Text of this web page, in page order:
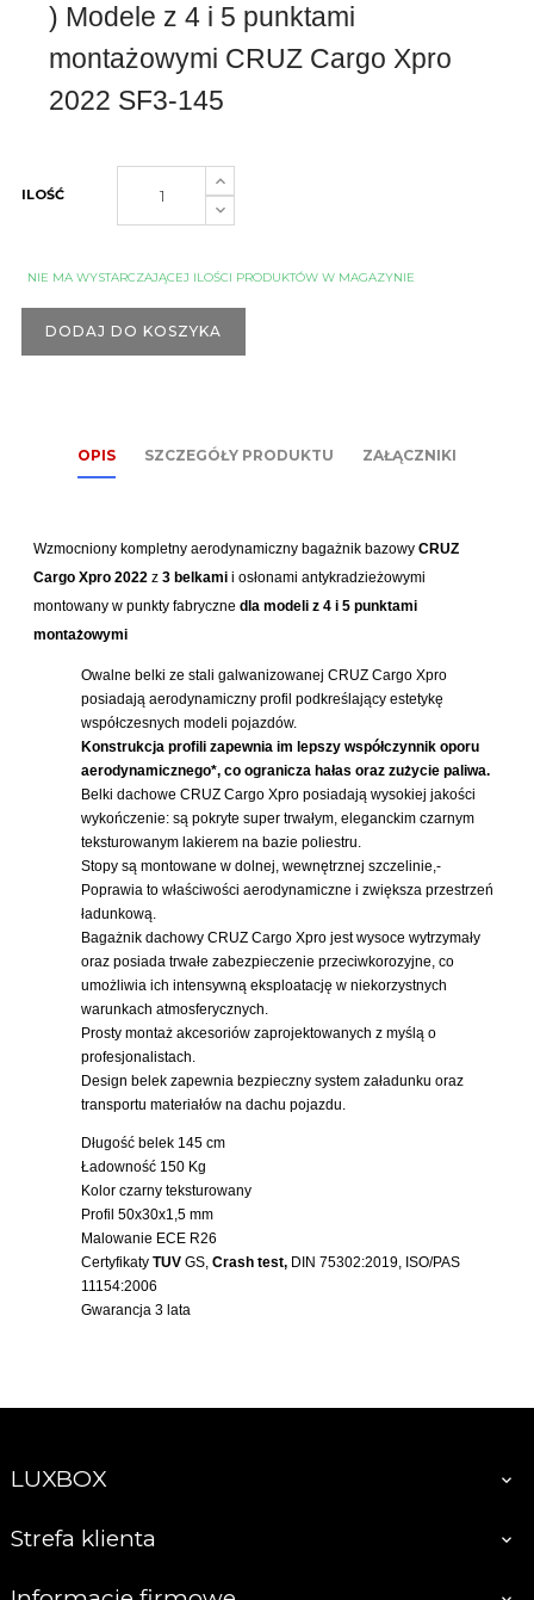
) Modele z 4 i 5 punktami
montażowymi CRUZ Cargo Xpro
2022 SF3-145
ILOŚĆ
NIE MA WYSTARCZAJĄCEJ ILOŚCI PRODUKTÓW W MAGAZYNIE
DODAJ DO KOSZYKA
OPIS SZCZEGÓŁY PRODUKTU ZAŁĄCZNIKI
Wzmocniony kompletny aerodynamiczny bagażnik bazowy CRUZ
Cargo Xpro 2022 z 3 belkami i osłonami antykradzieżowymi
montowany w punkty fabryczne dla modeli z 4 i 5 punktami
montażowymi
Owalne belki ze stali galwanizowanej CRUZ Cargo Xpro
posiadają aerodynamiczny profil podkreślający estetykę
współczesnych modeli pojazdów.
Konstrukcja profili zapewnia im lepszy współczynnik oporu
aerodynamicznego*, co ogranicza hałas oraz zużycie paliwa.
Belki dachowe CRUZ Cargo Xpro posiadają wysokiej jakości
wykończenie: są pokryte super trwałym, eleganckim czarnym
teksturowanym lakierem na bazie poliestru.
Stopy są montowane w dolnej, wewnętrznej szczelinie,-
Poprawia to właściwości aerodynamiczne i zwiększa przestrzeń
ładunkową.
Bagażnik dachowy CRUZ Cargo Xpro jest wysoce wytrzymały
oraz posiada trwałe zabezpieczenie przeciwkorozyjne, co
umożliwia ich intensywną eksploatację w niekorzystnych
warunkach atmosferycznych.
Prosty montaż akcesoriów zaprojektowanych z myślą o
profesjonalistach.
Design belek zapewnia bezpieczny system załadunku oraz
transportu materiałów na dachu pojazdu.
Długość belek 145 cm
Ładowność 150 Kg
Kolor czarny teksturowany
Profil 50x30x1,5 mm
Malowanie ECE R26
Certyfikaty TUV GS, Crash test, DIN 75302:2019, ISO/PAS
11154:2006
Gwarancja 3 lata
LUXBOX 
Strefa klienta 